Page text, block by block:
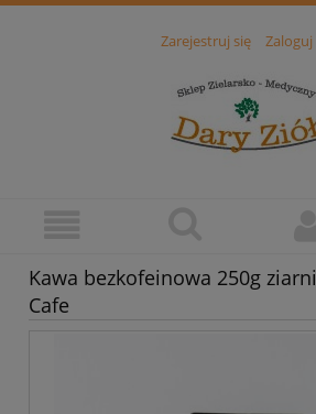
Zarejestruj się Zaloguj
Kawa bezkofeinowa 250g
Cafe